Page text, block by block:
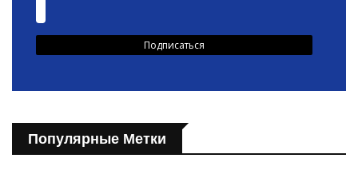
Популярные Метки